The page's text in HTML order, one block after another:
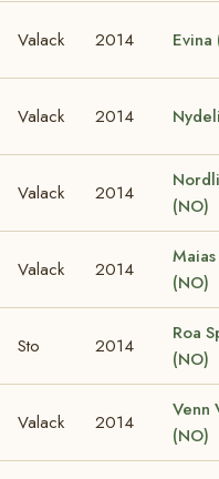
Valack 2014 Evina
Valack 2014
Valack 2014
(NO)
Valack 2014
(NO)
Sto 2014
Roa
(NO)
Valack 2014
Venn
(NO)